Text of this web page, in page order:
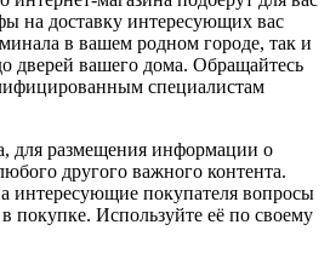
на доставку интересующих вас
в вашем родном городе, так и
дверей вашего дома. Обращайтесь
специалистам
для размещения информации о
другого важного контента.
интересующие покупателя вопросы
покупке. Используйте её по своему